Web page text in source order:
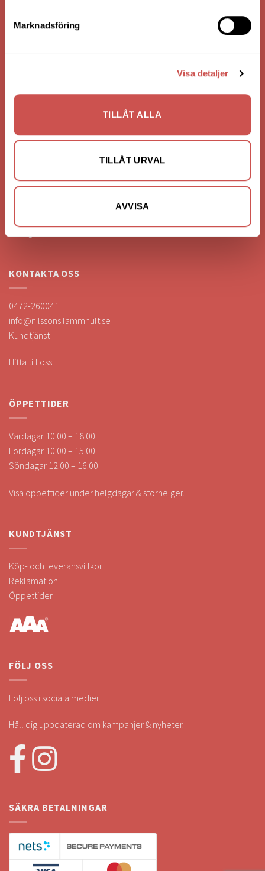
Marknadsföring
Visa detaljer
TILLÅT ALLA
TILLÅT URVAL
AVVISA
Nilssons Möbler i Lammhult
N. Fabriksgatan 2
363 44 Lammhult
KONTAKTA OSS
0472-260041
info@nilssonsilammhult.se
Kundtjänst
Hitta till oss
ÖPPETTIDER
Vardagar 10.00 – 18.00
Lördagar 10.00 – 15.00
Söndagar 12.00 – 16.00
Visa öppettider under helgdagar & storhelger.
KUNDTJÄNST
Köp- och leveransvillkor
Reklamation
Öppettider
FÖLJ OSS
Följ oss i sociala medier!
Håll dig uppdaterad om kampanjer & nyheter.
SÄKRA BETALNINGAR